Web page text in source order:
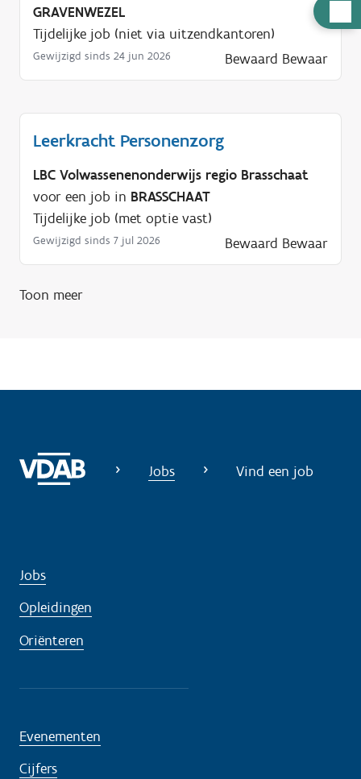
u
l
o
GRAVENWEZEL
Tijdelijke job (niet via uitzendkantoren)
Gewijzigd sinds 24 jun 2026 Bewaard Bewaar
Leerkracht Personenzorg
LBC Volwassenenonderwijs regio Brasschaat
voor een job in BRASSCHAAT
Tijdelijke job (met optie vast)
Gewijzigd sinds 7 jul 2026 Bewaard Bewaar
Toon meer
Jobs Vind een job
Jobs
Opleidingen
Oriënteren
Evenementen
Cijfers